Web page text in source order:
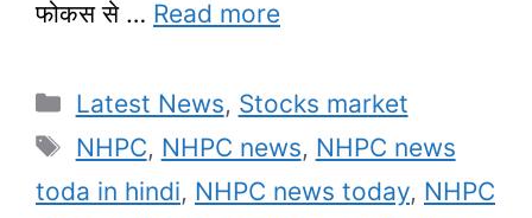
फोकस से … Read more
Categories
Latest News, Stocks market
Tags
NHPC, NHPC news, NHPC news
toda in hindi, NHPC news today, NHPC